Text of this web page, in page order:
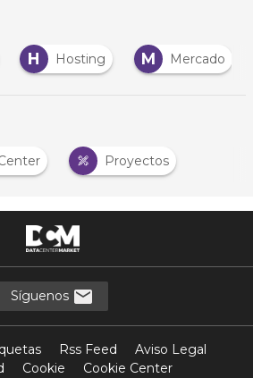
H Hosting M Mercado
Proyectos
Síguenos
Rss Feed
Aviso Legal
Cookie Cookie Center